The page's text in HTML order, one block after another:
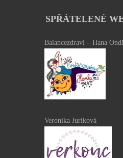
SPŘÁTELENÉ
Balancezdravi – Hana
Veronika Juríková